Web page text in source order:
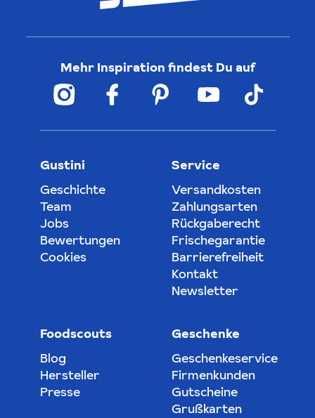
Mehr Inspiration findest Du auf
Gustini
Geschichte
Team
Jobs
Bewertungen
Cookies
Service
Versandkosten
Zahlungsarten
Rückgaberecht
Frischegarantie
Barrierefreiheit
Kontakt
Newsletter
Foodscouts
Blog
Hersteller
Presse
Geschenke
Geschenkeservice
Firmenkunden
Gutscheine
Grußkarten